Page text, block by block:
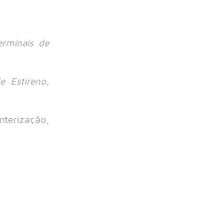
de
Estireno,